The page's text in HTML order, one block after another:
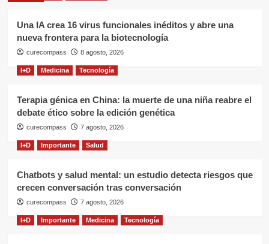
Una IA crea 16 virus funcionales inéditos y abre una
nueva frontera para la biotecnología
curecompass 8 agosto, 2026
I+D Medicina Tecnología
Terapia génica en China: la muerte de una niña reabre el
debate ético sobre la edición genética
curecompass 7 agosto, 2026
I+D Importante Salud
Chatbots y salud mental: un estudio detecta riesgos que
crecen conversación tras conversación
curecompass 7 agosto, 2026
I+D Importante Medicina Tecnología